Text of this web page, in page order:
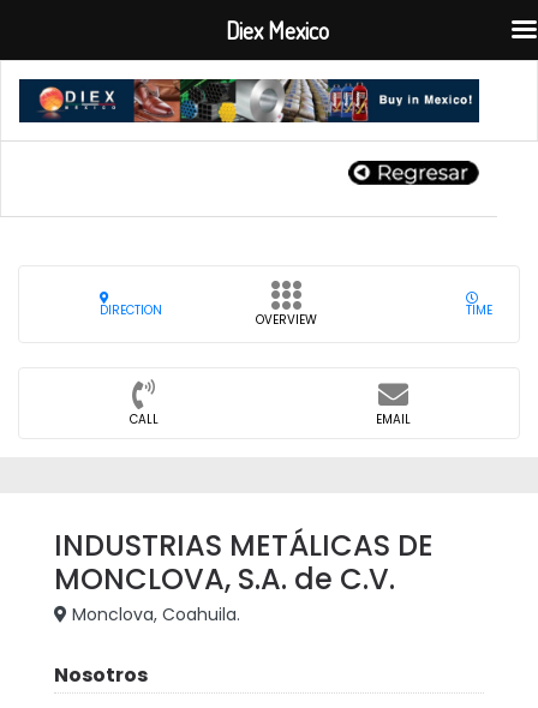
DIRECTION
OVERVIEW
TIME
CALL EMAIL
INDUSTRIAS METÁLICAS DE
MONCLOVA, S.A. de C.V.
Monclova, Coahuila.
Nosotros
Diex Mexico